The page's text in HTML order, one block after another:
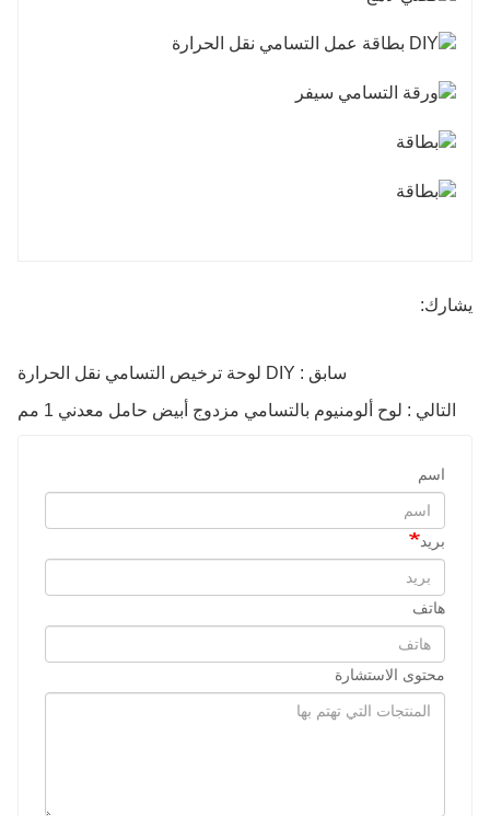
يشارك:
سابق : DIY لوحة ترخيص التسامي نقل الحرارة
التالي : لوح ألومنيوم بالتسامي مزدوج أبيض حامل معدني 1 مم
اسم
بريد
هاتف
محتوى الاستشارة